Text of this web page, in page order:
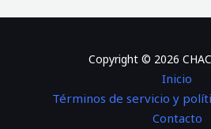
Copyright © 2026
Inicio
Términos de servicio y
Contacto